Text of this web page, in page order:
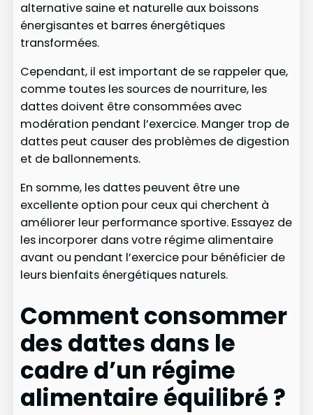
alternative saine et naturelle aux boissons
énergisantes et barres énergétiques
transformées.
Cependant, il est important de se rappeler que,
comme toutes les sources de nourriture, les
dattes doivent être consommées avec
modération pendant l’exercice. Manger trop de
dattes peut causer des problèmes de digestion
et de ballonnements.
En somme, les dattes peuvent être une
excellente option pour ceux qui cherchent à
améliorer leur performance sportive. Essayez de
les incorporer dans votre régime alimentaire
avant ou pendant l’exercice pour bénéficier de
leurs bienfaits énergétiques naturels.
Comment consommer
des dattes dans le
cadre d’un régime
alimentaire équilibré ?